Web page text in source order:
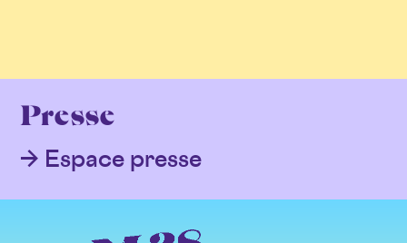
Presse
Espace presse